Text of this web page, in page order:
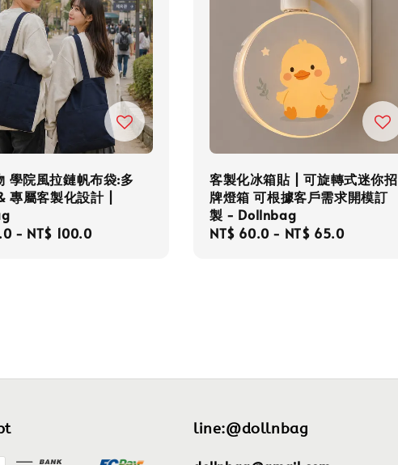
學院風拉鏈帆布袋:多
專屬客製化設計 |
- NT$ 100.0
客製化冰箱貼 | 可旋轉式迷你招
牌燈箱 可根據客戶需求開模訂
製 - Dollnbag
Regular
NT$ 60.0 - NT$ 65.0
line:@dollnbag